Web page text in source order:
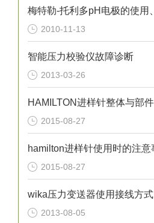
2010-11-13
智能压力校验仪故障诊断
2013-03-26
HAMILTON进样针整体与部
2015-08-27
hamilton进样针使用时的注意
2015-08-27
wika压力变送器使用接线方式
2013-08-05